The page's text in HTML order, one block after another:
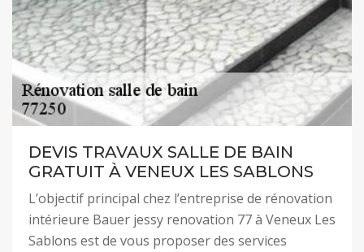
DEVIS TRAVAUX SALLE DE BAIN
GRATUIT À VENEUX LES SABLONS
L’objectif principal chez l’entreprise de rénovation
intérieure Bauer jessy renovation 77 à Veneux Les
Sablons est de vous proposer des services